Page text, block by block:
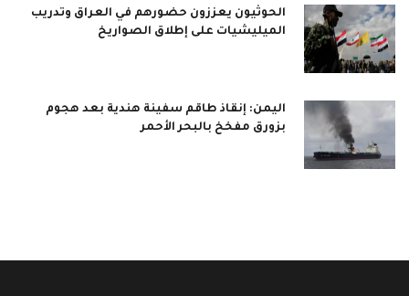
الحوثيون يعززون حضورهم في العراق وتدريب
الميليشيات على إطلاق الصواريخ
اليمن: إنقاذ طاقم سفينة هندية بعد هجوم
بزورق مفخخ بالبحر الأحمر